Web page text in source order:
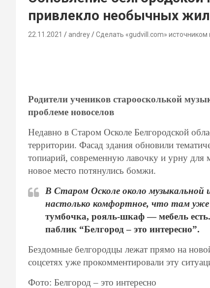
привлекло необычных
22.11.2021 andrey Сделать «gudvill.com» источником
Родители учеников староосколькой
проблеме новоселов
Недавно в Старом Осколе Белгородской
территории. Фасад здания обновили
топиарий, современную лавочку и урну для
новое место потянулись бомжи.
В Старом Осколе около музыкальной
настолько комфортное, что там уже
тумбочка, рояль-шкаф — мебель
паблик “Белгород – это интересно”.
Бездомные белгородцы лежат прямо на
соцсетях уже прокомментировали эту
Фото: Белгород – это интересно